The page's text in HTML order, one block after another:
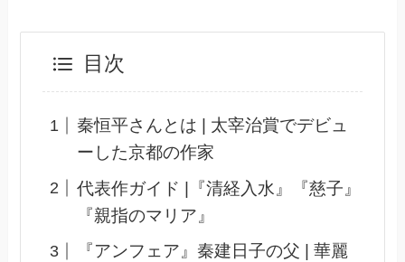
目次
秦恒平さんとは | 太宰治賞でデビュ
ーした京都の作家
代表作ガイド |『清経入水』『慈子』
『親指のマリア』
『アンフェア』秦建日子の父 | 華麗